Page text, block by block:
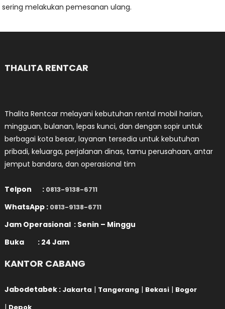
sering melakukan pemesanan ulang.
THALITA RENTCAR
Thalita Rentcar melayani kebutuhan rental mobil harian,
mingguan, bulanan, lepas kunci, dan dengan sopir untuk
berbagai kota besar, layanan tersedia untuk kebutuhan
pribadi, keluarga, perjalanan dinas, tamu perusahaan, antar
jemput bandara, dan operasional tim
Telpon : 0813-9138-6711
WhatsApp : 0813-9138-6711
Jam Operasional : Senin – Minggu
Buka : 24 Jam
KANTOR CABANG
Jabodetabek : Jakarta | Tangerang | Bekasi | Bogor